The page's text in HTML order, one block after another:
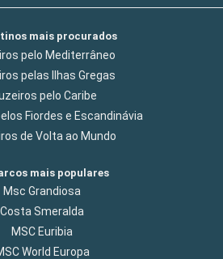
mais procurados
pelo Mediterrâneo
pelas Ilhas Gregas
pelo Caribe
Fiordes e Escandinávia
de Volta ao Mundo
mais populares
Msc Grandiosa
Costa Smeralda
MSC Euribia
World Europa